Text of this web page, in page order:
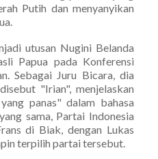
Putih dan menyanyikan
utusan Nugini Belanda
Papua pada Konferensi
Sebagai Juru Bicara, dia
"Irian", menjelaskan
panas" dalam bahasa
sama, Partai Indonesia
di Biak, dengan Lukas
terpilih partai tersebut.